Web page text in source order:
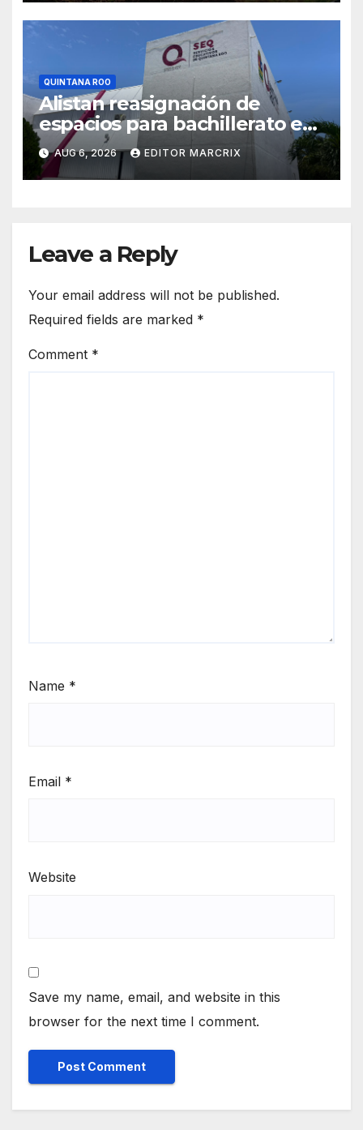
QUINTANA ROO
Alistan reasignación de
espacios para bachillerato en
Quintana Roo
AUG 6, 2026 EDITOR MARCRIX
Leave a Reply
Your email address will not be published.
Required fields are marked *
Comment *
Name *
Email *
Website
Save my name, email, and website in this
browser for the next time I comment.